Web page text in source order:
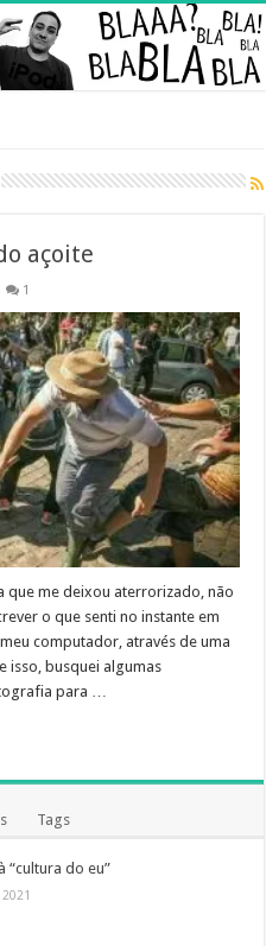
açoite
1
que me deixou aterrorizado, não
o que senti no instante em
computador, através de uma
isso, busquei algumas
para …
Tags
“cultura do eu”